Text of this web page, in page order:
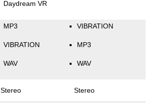
Daydream VR
MP3
VIBRATION
WAV
VIBRATION
MP3
WAV
Stereo Stereo